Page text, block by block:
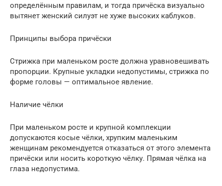
определённым правилам, и тогда причёска визуально
вытянет женский силуэт не хуже высоких каблуков.
Принципы выбора причёски
Стрижка при маленьком росте должна уравновешивать
пропорции. Крупные укладки недопустимы, стрижка по
форме головы — оптимальное явление.
Наличие чёлки
При маленьком росте и крупной комплекции
допускаются косые чёлки, хрупким маленьким
женщинам рекомендуется отказаться от этого элемента
причёски или носить короткую чёлку. Прямая чёлка на
глаза недопустима.